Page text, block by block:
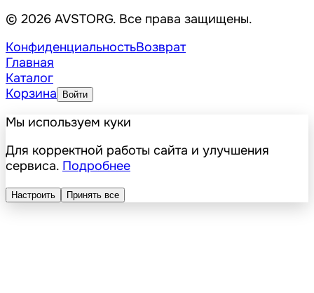
© 2026 AVSTORG. Все права защищены.
КонфиденциальностьВозврат
Главная
Каталог
Корзина
Войти
Мы используем куки
Для корректной работы сайта и улучшения
сервиса. Подробнее
Настроить Принять все